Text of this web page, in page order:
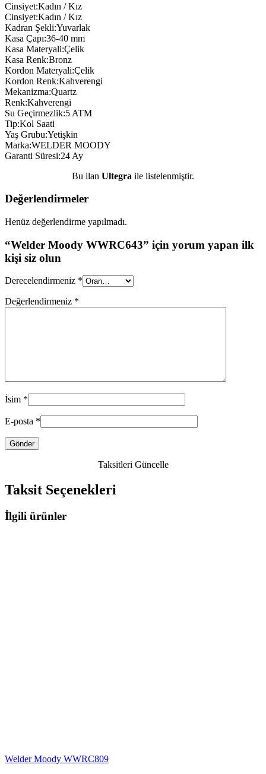
Cinsiyet:Kadın / Kız
Cinsiyet:Kadın / Kız
Kadran Şekli:Yuvarlak
Kasa Çapı:36-40 mm
Kasa Materyali:Çelik
Kasa Renk:Bronz
Kordon Materyali:Çelik
Kordon Renk:Kahverengi
Mekanizma:Quartz
Renk:Kahverengi
Su Geçirmezlik:5 ATM
Tip:Kol Saati
Yaş Grubu:Yetişkin
Marka:WELDER MOODY
Garanti Süresi:24 Ay
Bu ilan Ultegra ile listelenmiştir.
Değerlendirmeler
Henüz değerlendirme yapılmadı.
“Welder Moody WWRC643” için yorum yapan ilk
kişi siz olun
Derecelendirmeniz *
Değerlendirmeniz *
İsim *
E-posta *
Taksitleri Güncelle
Taksit Seçenekleri
İlgili ürünler
Welder Moody WWRC809